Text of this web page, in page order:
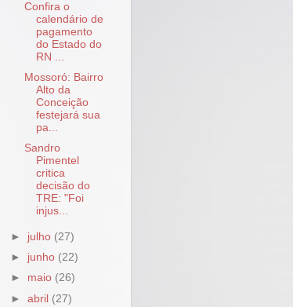
Confira o
calendário de
pagamento
do Estado do
RN ...
Mossoró: Bairro
Alto da
Conceição
festejará sua
pa...
Sandro
Pimentel
critica
decisão do
TRE: "Foi
injus...
► julho (27)
► junho (22)
► maio (26)
►abril (27)